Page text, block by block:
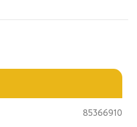
85366910